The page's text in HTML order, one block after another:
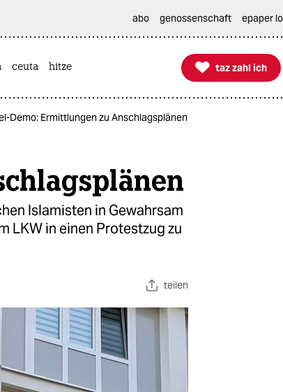
abo genossenschaft epaper
ceuta hitze 
taz zahl ich
taz zahl ich
Demo: Ermittlungen zu Anschlagsplänen
Islamisten in Gewahrsam
LKW in einen Protestzug zu
teilen